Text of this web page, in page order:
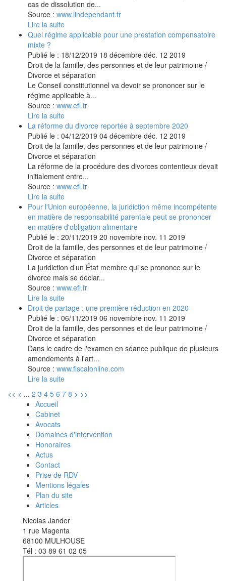
cas de dissolution de...
Source : www.lindependant.fr
Lire la suite
Quel régime applicable pour une prestation compensatoire
mixte ?
Publié le : 18/12/2019 18 décembre déc. 12 2019
Droit de la famille, des personnes et de leur patrimoine /
Divorce et séparation
Le Conseil constitutionnel va devoir se prononcer sur le
régime applicable à...
Source : www.efl.fr
Lire la suite
La réforme du divorce reportée à septembre 2020
Publié le : 04/12/2019 04 décembre déc. 12 2019
Droit de la famille, des personnes et de leur patrimoine /
Divorce et séparation
La réforme de la procédure des divorces contentieux devait
initialement entre...
Source : www.efl.fr
Lire la suite
Pour l'Union européenne, la juridiction même incompétente
en matière de responsabilité parentale peut se prononcer
en matière d'obligation alimentaire
Publié le : 20/11/2019 20 novembre nov. 11 2019
Droit de la famille, des personnes et de leur patrimoine /
Divorce et séparation
La juridiction d’un État membre qui se prononce sur le
divorce mais se déclar...
Source : www.efl.fr
Lire la suite
Droit de partage : une première réduction en 2020
Publié le : 06/11/2019 06 novembre nov. 11 2019
Droit de la famille, des personnes et de leur patrimoine /
Divorce et séparation
Dans le cadre de l'examen en séance publique de plusieurs
amendements à l'art...
Source : www.fiscalonline.com
Lire la suite
<< < ... 2 3 4 5 6 7 8 > >>
Accueil
Cabinet
Avocats
Domaines d'intervention
Honoraires
Actus
Contact
Prise de RDV
Mentions légales
Plan du site
Articles
Nicolas Jander
1 rue Magenta
68100 MULHOUSE
Tél : 03 89 61 02 05